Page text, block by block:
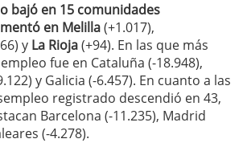
bajó en 15 comunidades
en Melilla(+1.017),
y La Rioja(+94). En las que más
fue en Cataluña (-18.948),
y Galicia (-6.457). En cuanto a las
registrado descendió en 43,
Barcelona (-11.235), Madrid
(-4.278).